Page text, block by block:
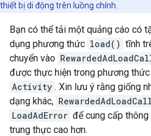
thiết bị di động trên luồng chính.
Bạn có thể tải một quảng cáo có
dụng phương thức load() tĩnh
chuyển vào
được thực hiện trong phương thức
Activity . Xin lưu ý rằng giống
dạng khác,
LoadAdError để cung cấp
trung thực cao hơn.